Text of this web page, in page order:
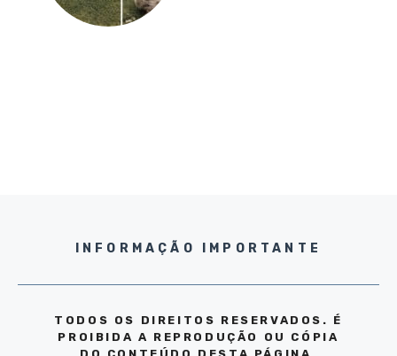
INFORMAÇÃO IMPORTANTE
TODOS OS DIREITOS RESERVADOS. É
PROIBIDA A REPRODUÇÃO OU CÓPIA